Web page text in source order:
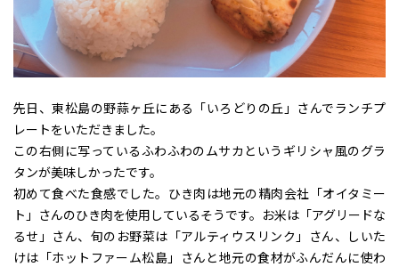
先日、東松島の野蒜ヶ丘にある「いろどりの丘」さんでランチプ
レートをいただきました。
この右側に写っているふわふわのムサカというギリシャ風のグラ
タンが美味しかったです。
初めて食べた食感でした。ひき肉は地元の精肉会社「オイタミー
ト」さんのひき肉を使用しているそうです。お米は「アグリードな
るせ」さん、旬のお野菜は「アルティウスリンク」さん、しいた
けは「ホットファーム松島」さんと地元の食材がふんだんに使わ